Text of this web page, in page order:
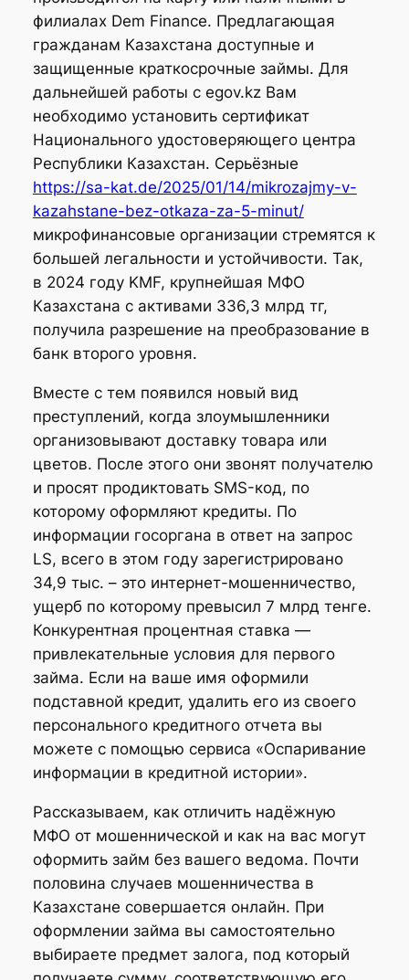
филиалах Dem Finance. Предлагающая
гражданам Казахстана доступные и
защищенные краткосрочные займы. Для
дальнейшей работы с egov.kz Вам
необходимо установить сертификат
Национального удостоверяющего центра
Республики Казахстан. Серьёзные
https://sa-kat.de/2025/01/14/mikrozajmy-v-
kazahstane-bez-otkaza-za-5-minut/
микрофинансовые организации стремятся к
большей легальности и устойчивости. Так,
в 2024 году KMF, крупнейшая МФО
Казахстана с активами 336,3 млрд тг,
получила разрешение на преобразование в
банк второго уровня.
Вместе с тем появился новый вид
преступлений, когда злоумышленники
организовывают доставку товара или
цветов. После этого они звонят получателю
и просят продиктовать SMS-код, по
которому оформляют кредиты. По
информации госоргана в ответ на запрос
LS, всего в этом году зарегистрировано
34,9 тыс. – это интернет-мошенничество,
ущерб по которому превысил 7 млрд тенге.
Конкурентная процентная ставка —
привлекательные условия для первого
займа. Если на ваше имя оформили
подставной кредит, удалить его из своего
персонального кредитного отчета вы
можете с помощью сервиса «Оспаривание
информации в кредитной истории».
Рассказываем, как отличить надёжную
МФО от мошеннической и как на вас могут
оформить займ без вашего ведома. Почти
половина случаев мошенничества в
Казахстане совершается онлайн. При
оформлении займа вы самостоятельно
выбираете предмет залога, под который